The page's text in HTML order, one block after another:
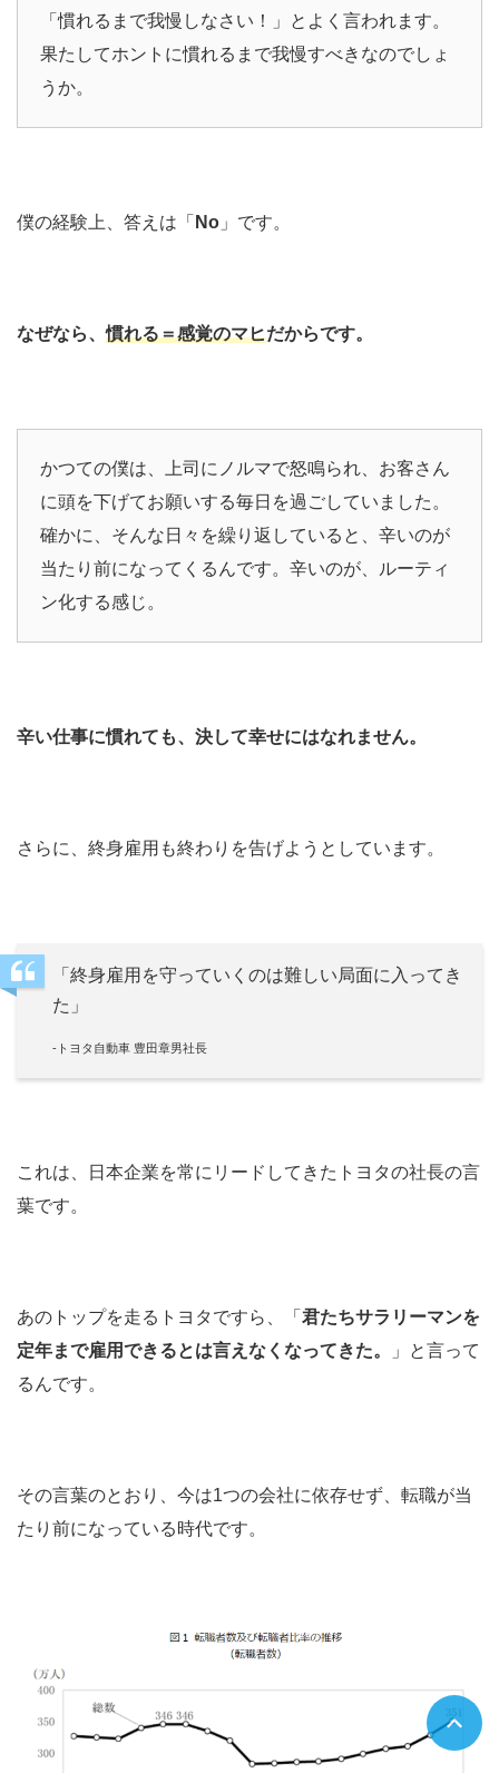
「慣れるまで我慢しなさい！」とよく言われます。
果たしてホントに慣れるまで我慢すべきなのでしょ
うか。
僕の経験上、答えは「 No 」です。
なぜなら、慣れる＝感覚のマヒだからです。
かつての僕は、上司にノルマで怒鳴られ、お客さん
に頭を下げてお願いする毎日を過ごしていました。
確かに、そんな日々を繰り返していると、辛いのが
当たり前になってくるんです。辛いのが、ルーティ
ン化する感じ。
辛い仕事に慣れても、決して幸せにはなれません。
さらに、終身雇用も終わりを告げようとしています。
「終身雇用を守っていくのは難しい局面に入ってき
た」
-トヨタ自動車 豊田章男社長
これは、日本企業を常にリードしてきたトヨタの社長の言
葉です。
あのトップを走るトヨタですら、「 君たちサラリーマンを
定年まで雇用できるとは言えなくなってきた。
」と言って
るんです。
その言葉のとおり、今は1つの会社に依存せず、転職が当
たり前になっている時代です。